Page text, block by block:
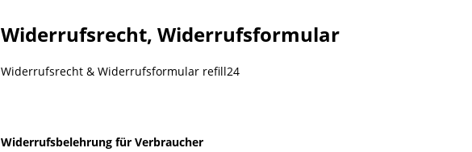
Widerrufsrecht, Widerrufsformular
Widerrufsrecht & Widerrufsformular refill24
Widerrufsbelehrung für Verbraucher